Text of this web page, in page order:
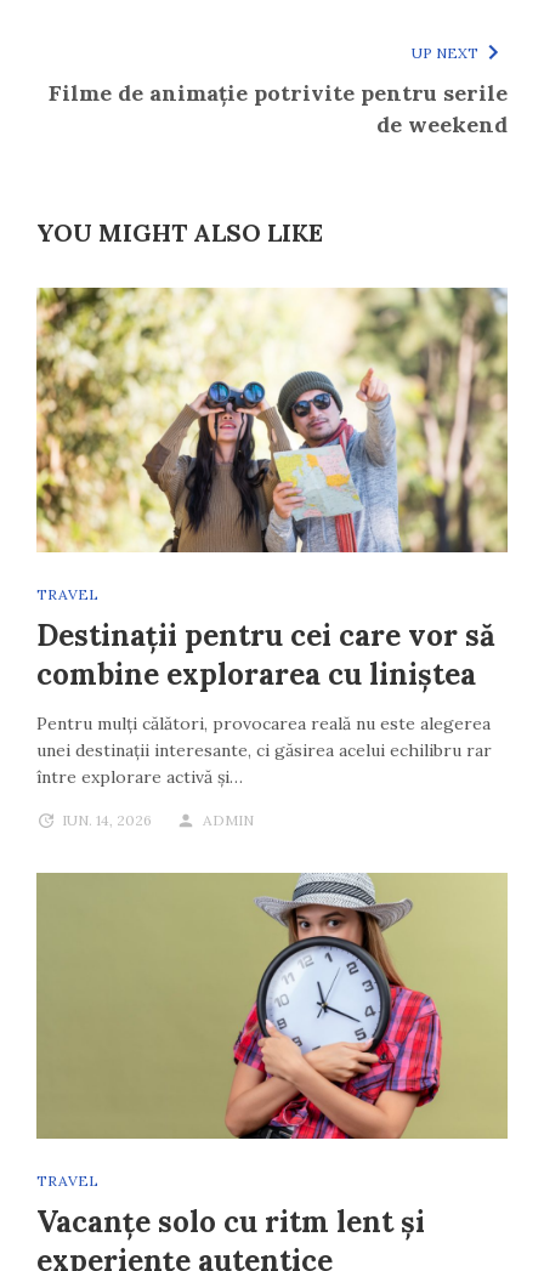
UP NEXT
Filme de animație potrivite pentru serile
de weekend
YOU MIGHT ALSO LIKE
TRAVEL
Destinații pentru cei care vor să
combine explorarea cu liniștea
Pentru mulți călători, provocarea reală nu este alegerea
unei destinații interesante, ci găsirea acelui echilibru rar
între explorare activă și…
IUN. 14, 2026 ADMIN
TRAVEL
Vacanțe solo cu ritm lent și
experiențe autentice